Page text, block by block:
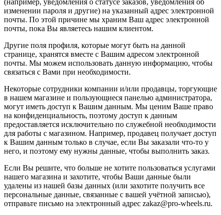
(например, уведомления о статусе заказов, уведомления об
изменении пароля и другие) на указанный адрес электронной
почты. По этой причине мы храним Ваш адрес электронной
почты, пока Вы являетесь нашим клиентом.
Другие поля профиля, которые могут быть на данной
странице, хранятся вместе с Вашим адресом электронной
почты. Мы можем использовать данную информацию, чтобы
связаться с Вами при необходимости.
Некоторые сотрудники компании и/или продавцы, торгующие
в нашем магазине и пользующиеся панелью администратора,
могут иметь доступ к Вашим данным. Мы ценим Ваше право
на конфиденциальность, поэтому доступ к данным
предоставляется исключительно по служебной необходимости
для работы с магазином. Например, продавец получает доступ
к Вашим данным только в случае, если Вы заказали что-то у
него, и поэтому ему нужны данные, чтобы выполнить заказ.
Если Вы решите, что больше не хотите пользоваться услугами
нашего магазина и захотите, чтобы Ваши данные были
удалены из нашей базы данных (или захотите получить все
персональные данные, связанные с вашей учётной записью),
отправьте письмо на электронный адрес zakaz@pro-wheels.ru.